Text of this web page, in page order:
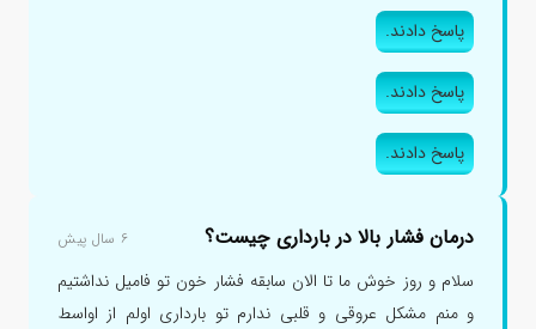
پاسخ دادند.
پاسخ دادند.
پاسخ دادند.
درمان فشار بالا در بارداری چیست؟ ۶ سال پیش
سلام و روز خوش ما تا الان سابقه فشار خون تو فامیل نداشتیم
و منم مشکل عروقی و قلبی ندارم تو بارداری اولم از اواسط